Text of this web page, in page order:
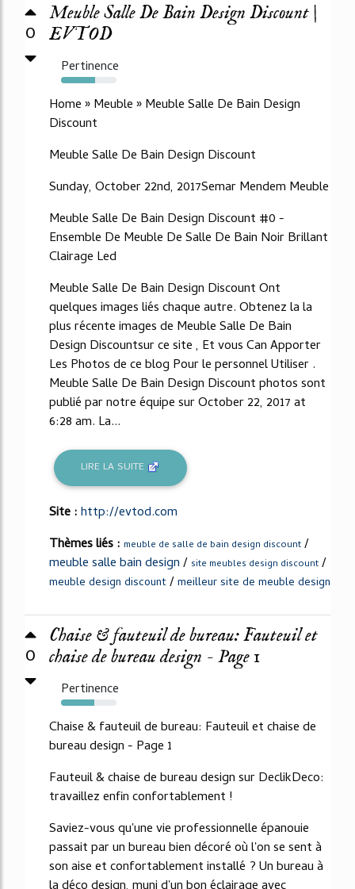
0
Meuble Salle De Bain Design Discount |
EVTOD
Pertinence
62%
Home » Meuble » Meuble Salle De Bain Design
Discount
Meuble Salle De Bain Design Discount
Sunday, October 22nd, 2017Semar Mendem Meuble
Meuble Salle De Bain Design Discount #0 -
Ensemble De Meuble De Salle De Bain Noir Brillant
Clairage Led
Meuble Salle De Bain Design Discount Ont
quelques images liés chaque autre. Obtenez la la
plus récente images de Meuble Salle De Bain
Design Discountsur ce site , Et vous Can Apporter
Les Photos de ce blog Pour le personnel Utiliser .
Meuble Salle De Bain Design Discount photos sont
publié par notre équipe sur October 22, 2017 at
6:28 am. La...
LIRE LA SUITE
Site :http://evtod.com
Thèmes liés : meuble de salle de bain design discount /
meuble salle bain design/ site meubles design discount /
meuble design discount/meilleur site de meuble design
0
Chaise & fauteuil de bureau: Fauteuil et
chaise de bureau design - Page 1
Pertinence
60%
Chaise & fauteuil de bureau: Fauteuil et chaise de
bureau design - Page 1
Fauteuil & chaise de bureau design sur DeclikDeco:
travaillez enfin confortablement !
Saviez-vous qu'une vie professionnelle épanouie
passait par un bureau bien décoré où l'on se sent à
son aise et confortablement installé ? Un bureau à